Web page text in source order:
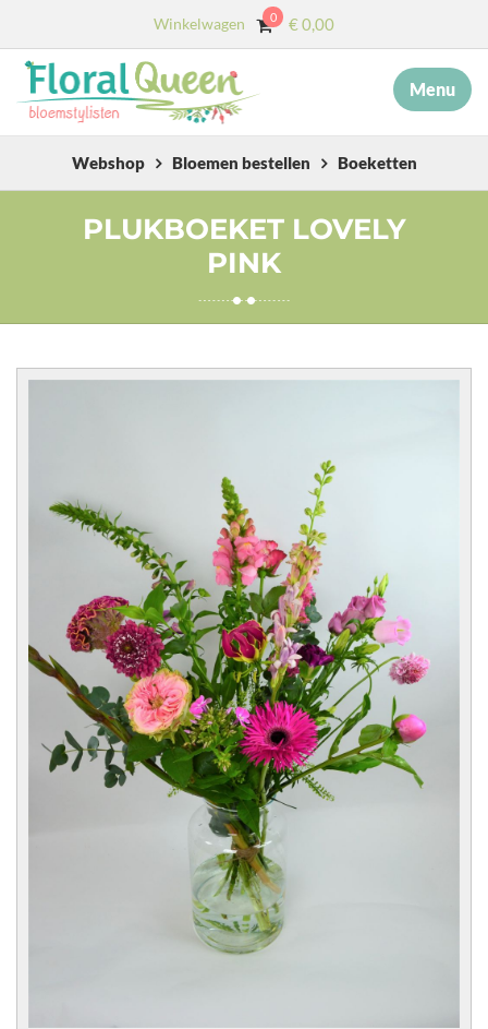
Winkelwagen 0 €0,00
Menu
Webshop Bloemen bestellen Boeketten
PLUKBOEKET LOVELY
PINK
MENU ×
START
AFSCHEID MET BLOEMEN
CONTACT